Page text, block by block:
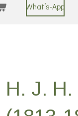
What’s-App
H. J.